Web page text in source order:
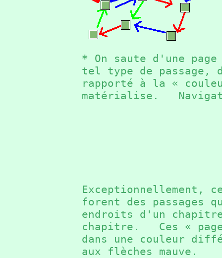
* On saute d'une
tel type de passage,
rapporté à la «
matérialise.
Exceptionnellement,
forent des passages
endroits d'un
chapitre. Ces «
dans une couleur
aux flèches mauve.